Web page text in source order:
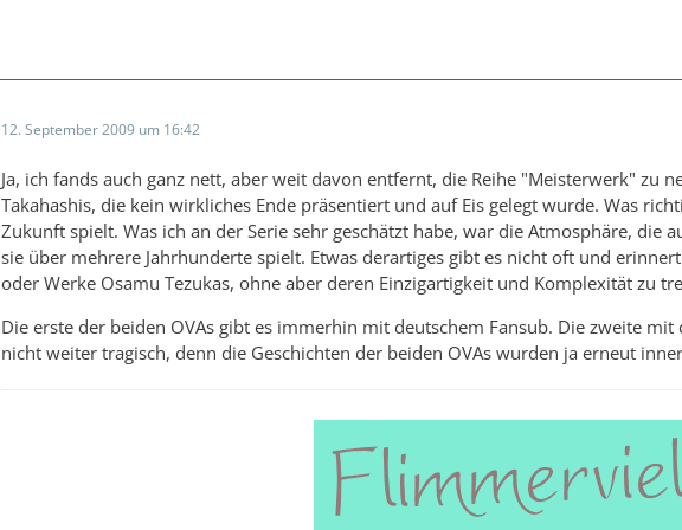
12. September 2009 um 16:42
Ja, ich fands auch ganz nett, aber weit davon entfernt, die Reihe "Meisterwerk" zu
Takahashis, die kein wirkliches Ende präsentiert und auf Eis gelegt wurde. Was
Zukunft spielt. Was ich an der Serie sehr geschätzt habe, war die Atmosphäre, die
sie über mehrere Jahrhunderte spielt. Etwas derartiges gibt es nicht oft und
oder Werke Osamu Tezukas, ohne aber deren Einzigartigkeit und Komplexität zu
Die erste der beiden OVAs gibt es immerhin mit deutschem Fansub. Die zweite
nicht weiter tragisch, denn die Geschichten der beiden OVAs wurden ja erneut